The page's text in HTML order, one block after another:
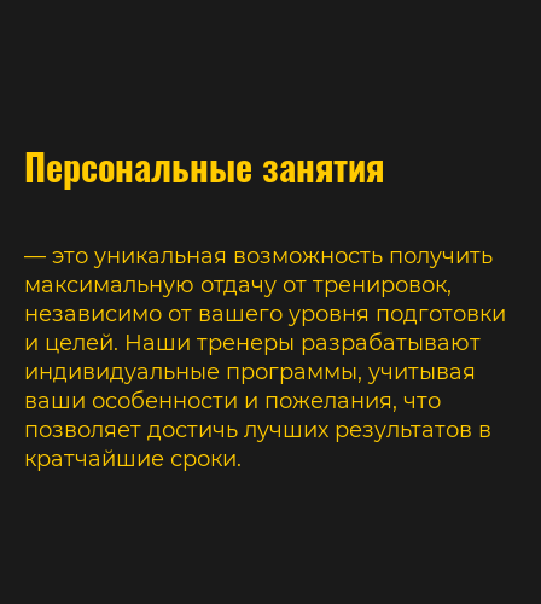
Персональные занятия
— это уникальная возможность получить
максимальную отдачу от тренировок,
независимо от вашего уровня подготовки
и целей. Наши тренеры разрабатывают
индивидуальные программы, учитывая
ваши особенности и пожелания, что
позволяет достичь лучших результатов в
кратчайшие сроки.